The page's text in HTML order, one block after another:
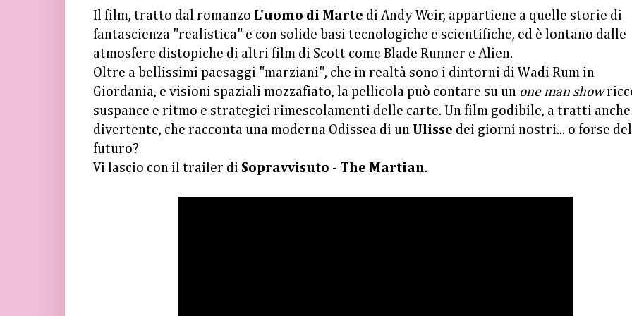
Il film, tratto dal romanzo L'uomo di Marte di Andy Weir, appartiene a quelle storie di
fantascienza "realistica" e con solide basi tecnologiche e scientifiche, ed è lontano dalle
atmosfere distopiche di altri film di Scott come Blade Runner e Alien.
Oltre a bellissimi paesaggi "marziani", che in realtà sono i dintorni di Wadi Rum in
Giordania, e visioni spaziali mozzafiato, la pellicola può contare su un one man show
suspance e ritmo e strategici rimescolamenti delle carte. Un film godibile, a tratti anche
divertente, che racconta una moderna Odissea di un Ulisse dei giorni nostri... o forse del
futuro?
Vi lascio con il trailer di Sopravvisuto - The Martian.